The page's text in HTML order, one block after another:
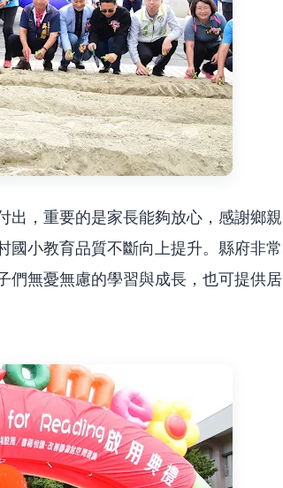
出，重要的是家長能夠放心，感謝鄉親
國小教育品質不斷向上提升。縣府非常
們無憂無慮的學習與成長，也可提供居